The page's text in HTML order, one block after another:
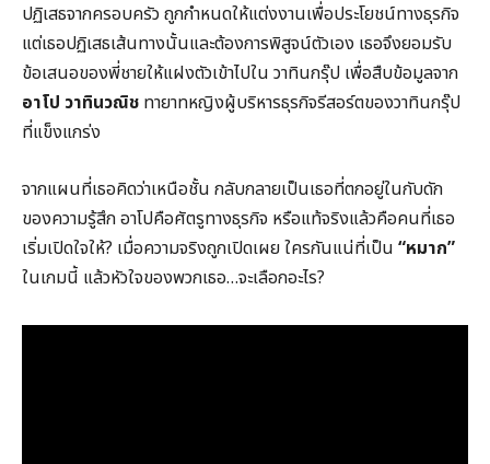
ปฏิเสธจากครอบครัว ถูกกำหนดให้แต่งงานเพื่อประโยชน์ทางธุรกิจ
แต่เธอปฏิเสธเส้นทางนั้นและต้องการพิสูจน์ตัวเอง เธอจึงยอมรับ
ข้อเสนอของพี่ชายให้แฝงตัวเข้าไปใน วาทินกรุ๊ป เพื่อสืบข้อมูลจาก
อาโป วาทินวณิช ทายาทหญิงผู้บริหารธุรกิจรีสอร์ตของวาทินกรุ๊ป
ที่แข็งแกร่ง
จากแผนที่เธอคิดว่าเหนือชั้น กลับกลายเป็นเธอที่ตกอยู่ในกับดัก
ของความรู้สึก อาโปคือศัตรูทางธุรกิจ หรือแท้จริงแล้วคือคนที่เธอ
เริ่มเปิดใจให้? เมื่อความจริงถูกเปิดเผย ใครกันแน่ที่เป็น “หมาก”
ในเกมนี้ แล้วหัวใจของพวกเธอ…จะเลือกอะไร?